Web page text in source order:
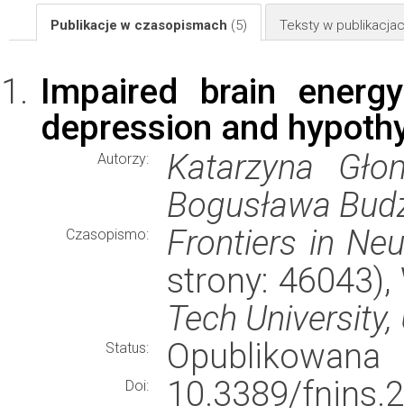
Publikacje w czasopismach (5) Teksty w
Impaired brain
depression and
Autorzy:
Katarzyna
Bogusława
Czasopismo:
Frontiers in
strony:
Tech
Status: Opublikowana
Doi:
10.3389/